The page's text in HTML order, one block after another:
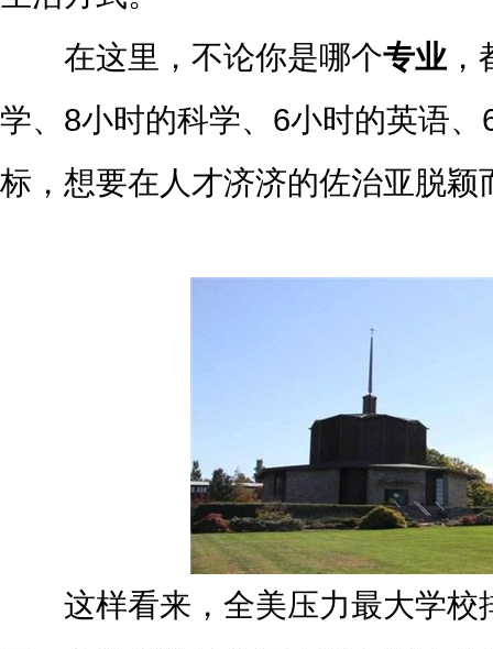
在这里，不论你是哪个专业
学、8小时的科学、6小时的英语
标，想要在人才济济的佐治亚脱颖
这样看来，全美压力最大学校